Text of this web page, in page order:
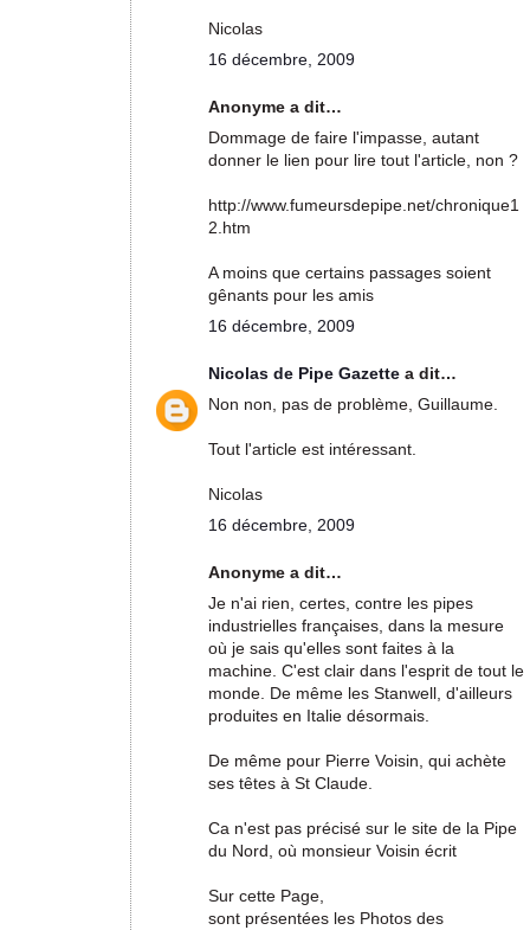
Nicolas
16 décembre, 2009
Anonyme a dit…
Dommage de faire l'impasse, autant
donner le lien pour lire tout l'article, non ?
http://www.fumeursdepipe.net/chronique1
2.htm
A moins que certains passages soient
gênants pour les amis
16 décembre, 2009
Nicolas de Pipe Gazette a dit…
Non non, pas de problème, Guillaume.
Tout l'article est intéressant.
Nicolas
16 décembre, 2009
Anonyme a dit…
Je n'ai rien, certes, contre les pipes
industrielles françaises, dans la mesure
où je sais qu'elles sont faites à la
machine. C'est clair dans l'esprit de tout le
monde. De même les Stanwell, d'ailleurs
produites en Italie désormais.
De même pour Pierre Voisin, qui achète
ses têtes à St Claude.
Ca n'est pas précisé sur le site de la Pipe
du Nord, où monsieur Voisin écrit
Sur cette Page,
sont présentées les Photos des